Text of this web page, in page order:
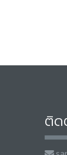
ติด